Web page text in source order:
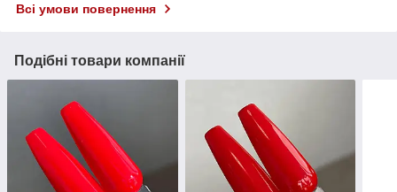
Всі умови повернення
Подібні товари компанії